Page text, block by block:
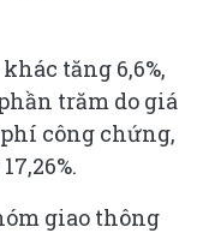
tăng 6,6%,
trăm do giá
phí công chứng,
giao thông